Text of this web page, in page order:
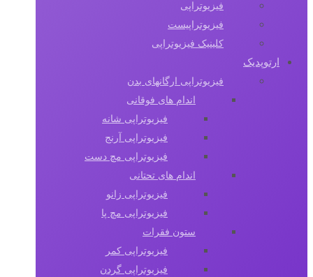
فیزیوتراپی
فیزیوتراپیست
کلینیک فیزیوتراپی
ارتوپدیک
فیزیوتراپی ارگانهای بدن
اندام های فوقانی
فیزیوتراپی شانه
فیزیوتراپی آرنج
فیزیوتراپی مچ دست
اندام های تحتانی
فیزیوتراپی زانو
فیزیوتراپی مچ پا
ستون فقرات
فیزیوتراپی کمر
فیزیوتراپی گردن